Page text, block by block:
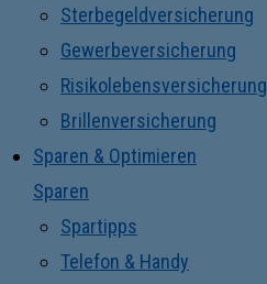
Sterbegeldversicherung
Gewerbeversicherung
Risikolebensversicherung
Brillenversicherung
Sparen & Optimieren
Sparen
Spartipps
Telefon & Handy